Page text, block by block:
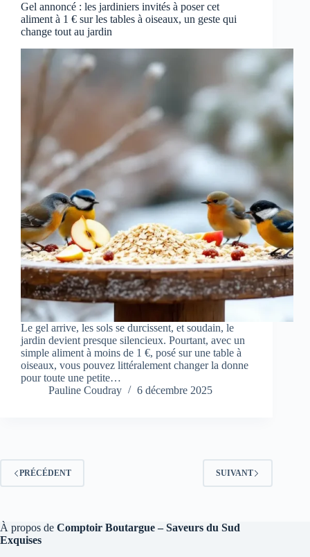
Gel annoncé : les jardiniers invités à poser cet
aliment à 1 € sur les tables à oiseaux, un geste qui
change tout au jardin
Le gel arrive, les sols se durcissent, et soudain, le
jardin devient presque silencieux. Pourtant, avec un
simple aliment à moins de 1 €, posé sur une table à
oiseaux, vous pouvez littéralement changer la donne
pour toute une petite…
Pauline Coudray
6 décembre 2025
PRÉCÉDENT SUIVANT
À propos de Comptoir Boutargue – Saveurs du Sud
Exquises